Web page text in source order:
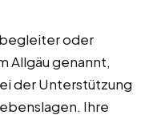
oder
Allgäu genannt,
der Unterstützung
Ihre